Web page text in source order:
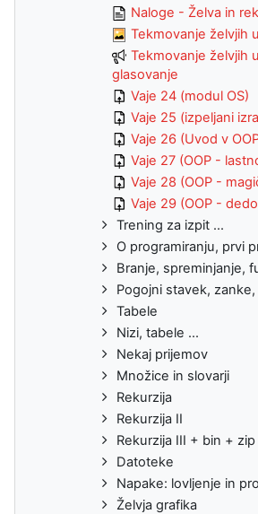
Naloge - Želva in
Tekmovanje želvjih
Tekmovanje želvjih
glasovanje
Vaje 24 (modul OS)
Vaje 25 (izpeljani
Vaje 26 (Uvod v
Vaje 27 (OOP -
Vaje 28 (OOP -
Vaje 29 (OOP -
Trening za izpit ...
O programiranju, prvi
Branje, spreminjanje,
Pogojni stavek, zanke,
Tabele
Nizi, tabele ...
Nekaj prijemov
Množice in slovarji
Rekurzija
Rekurzija II
Rekurzija III + bin + zip
Datoteke
Napake: lovljenje in
Želvja grafika